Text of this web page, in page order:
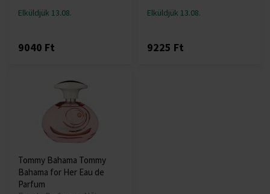
Elküldjük 13.08.
9040 Ft
Elküldjük 13.08.
9225 Ft
Tommy Bahama Tommy
Bahama for Her Eau de
Parfum